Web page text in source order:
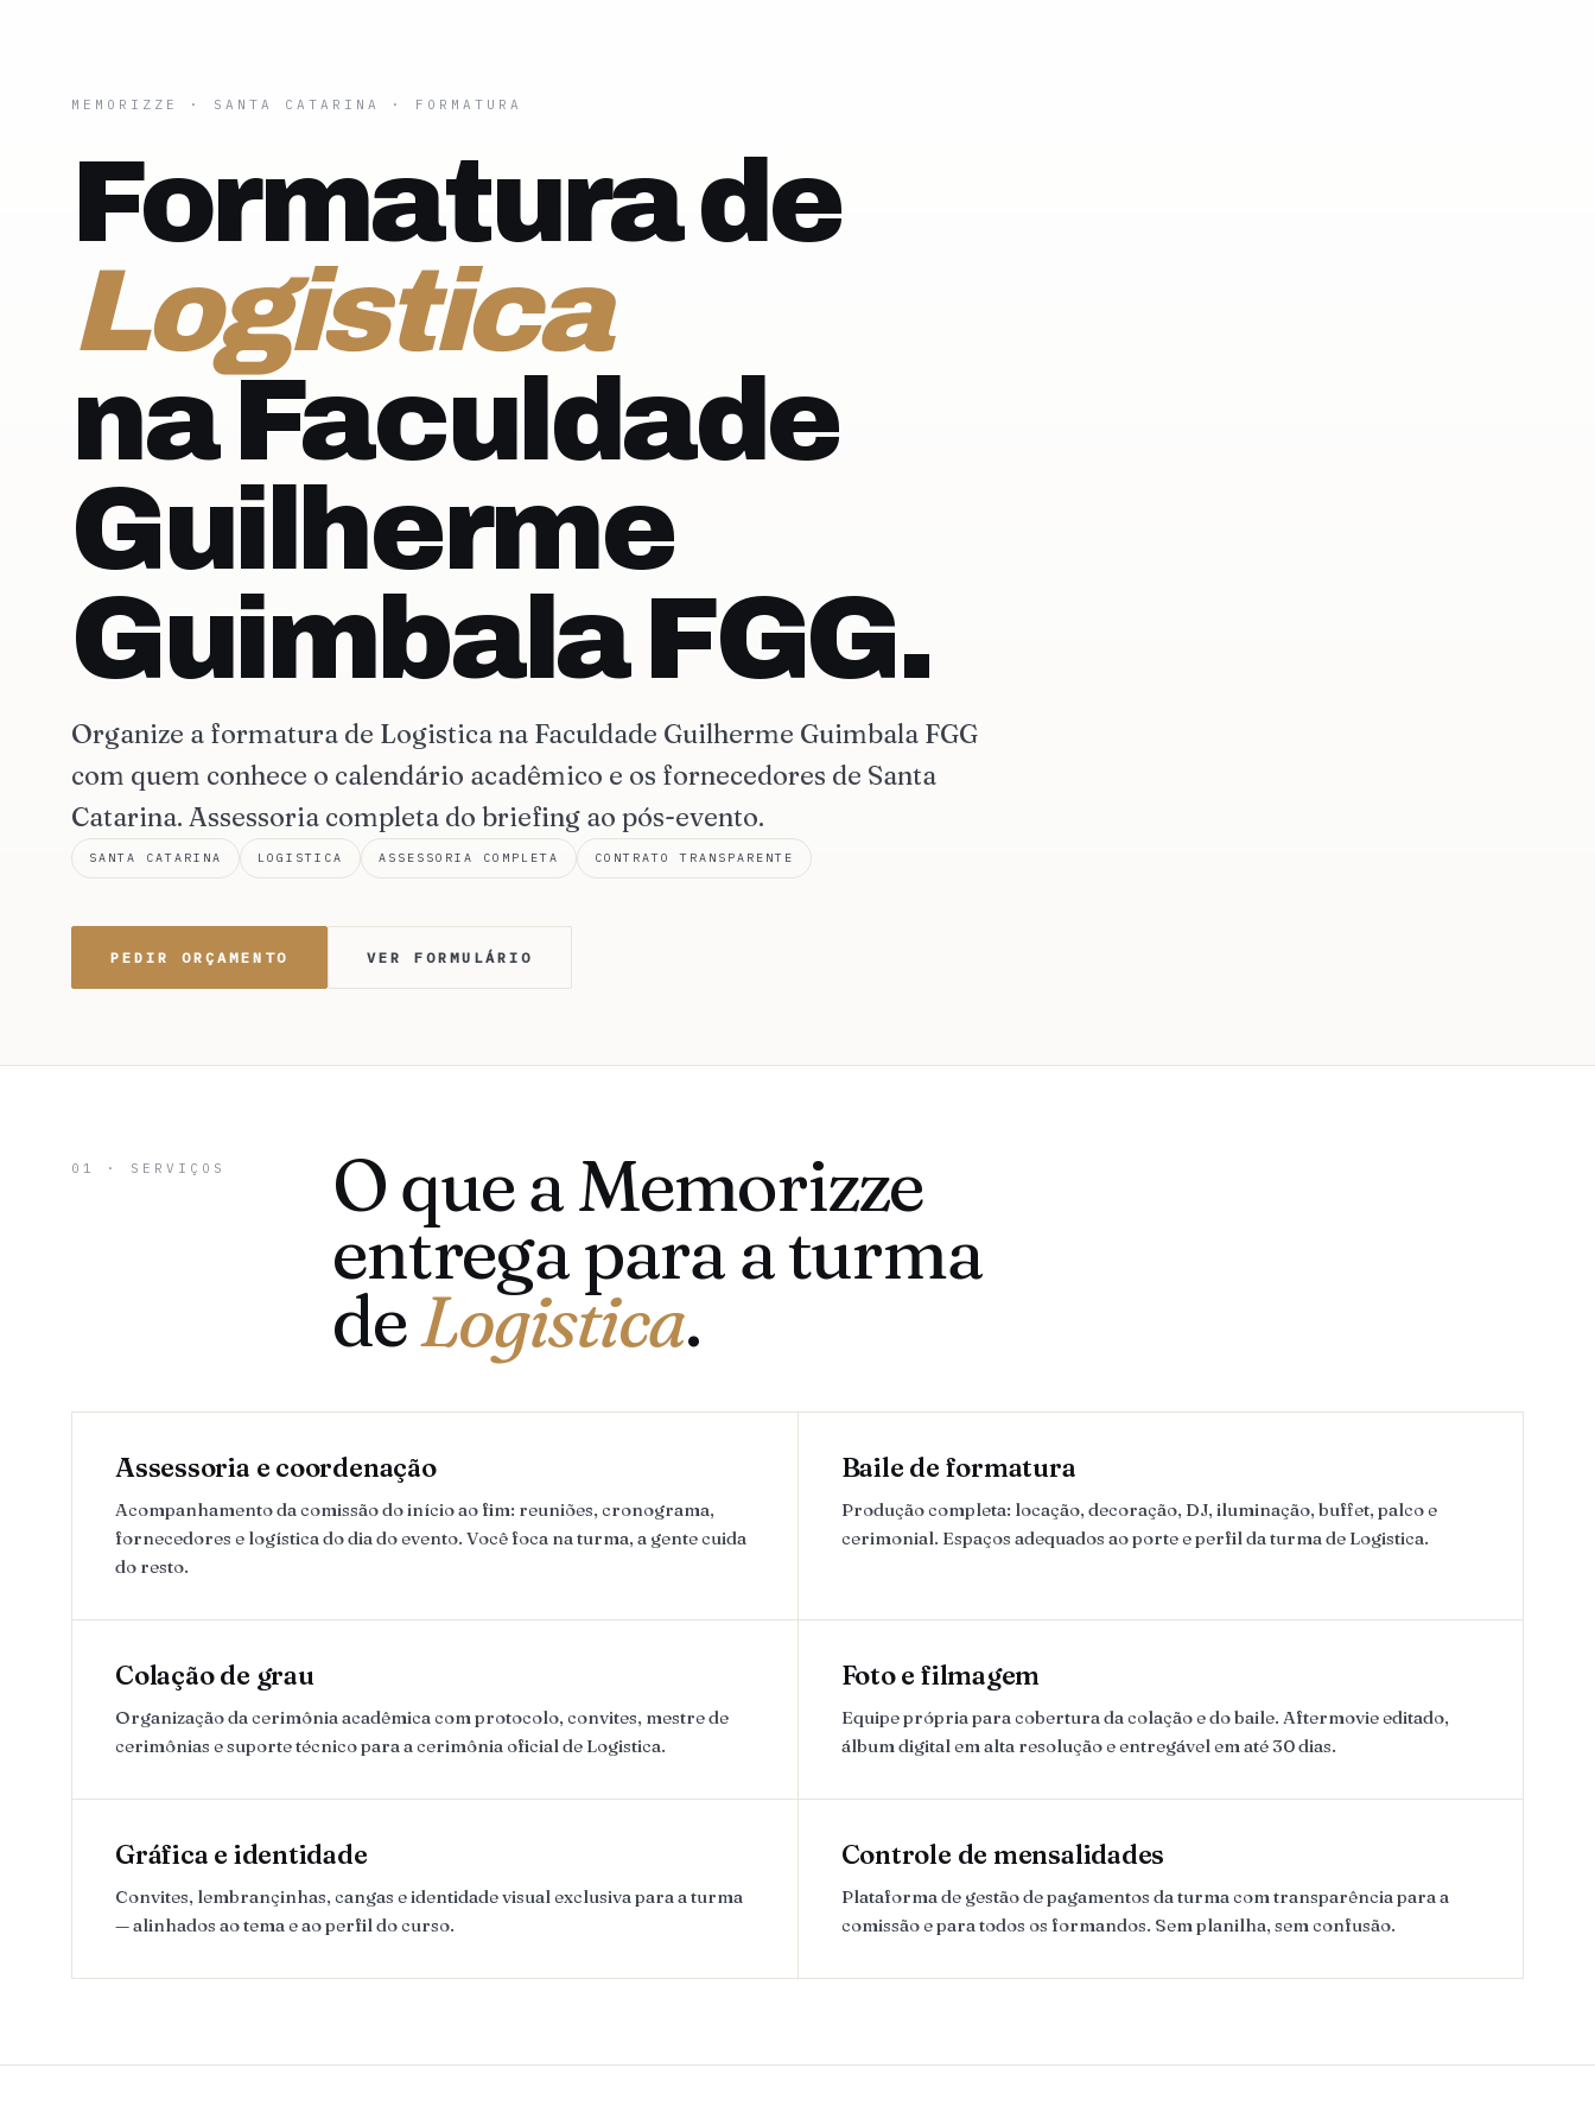
MEMORIZZE · SANTA CATARINA · FORMATURA
Formatura de
Logistica
na Faculdade
Guilherme
Guimbala FGG.
Organize a formatura de Logistica na Faculdade Guilherme Guimbala FGG
com quem conhece o calendário acadêmico e os fornecedores de Santa
Catarina. Assessoria completa do briefing ao pós-evento.
SANTA CATARINA LOGISTICA ASSESSORIA COMPLETA CONTRATO TRANSPARENTE
PEDIR ORÇAMENTO VER FORMULÁRIO
01 · SERVIÇOS O que a Memorizze
entrega para a turma
deLogistica.
Assessoria e coordenação
Acompanhamento da comissão do início ao fim: reuniões, cronograma,
fornecedores e logística do dia do evento. Você foca na turma, a gente cuida
do resto.
Baile de formatura
Produção completa: locação, decoração, DJ, iluminação, buffet, palco e
cerimonial. Espaços adequados ao porte e perfil da turma de Logistica.
Colação de grau
Organização da cerimônia acadêmica com protocolo, convites, mestre de
cerimônias e suporte técnico para a cerimônia oficial de Logistica.
Foto e filmagem
Equipe própria para cobertura da colação e do baile. Aftermovie editado,
álbum digital em alta resolução e entregável em até 30 dias.
Gráfica e identidade
Convites, lembrançinhas, cangas e identidade visual exclusiva para a turma
— alinhados ao tema e ao perfil do curso.
Controle de mensalidades
Plataforma de gestão de pagamentos da turma com transparência para a
comissão e para todos os formandos. Sem planilha, sem confusão.